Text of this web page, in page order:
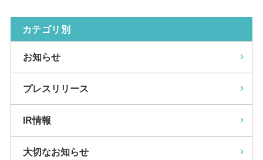
カテゴリ別
お知らせ
プレスリリース
IR情報
大切なお知らせ